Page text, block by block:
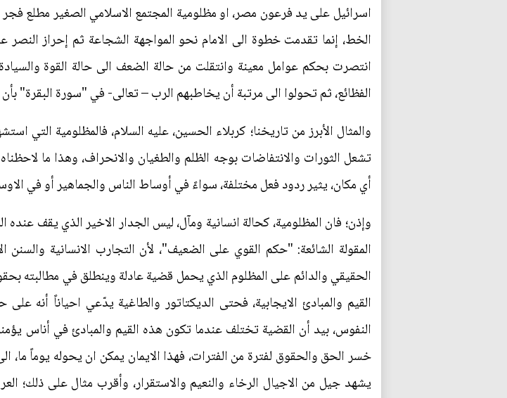
اسرائيل على يد فرعون مصر، او مظلومية المجتمع الاسلامي الصغير مطلع
الخط، إنما تقدمت خطوة الى الامام نحو المواجهة الشجاعة ثم إحراز النصر
انتصرت بحكم عوامل معينة وانتقلت من حالة الضعف الى حالة القوة
الفظائع، ثم تحولوا الى مرتبة أن يخاطبهم الرب – تعالى- في "سورة البقرة"
والمثال الأبرز من تاريخنا؛ كربلاء الحسين، عليه السلام، فالمظلومية التي
تشعل الثورات والانتفاضات بوجه الظلم والطغيان والانحراف، وهذا ما
أي مكان، يثير ردود فعل مختلفة، سواءً في أوساط الناس والجماهير أو في
وإذن؛ فان المظلومية، كحالة انسانية ومآل، ليس الجدار الاخير الذي يقف
المقولة الشائعة: "حكم القوي على الضعيف"، لأن التجارب الانسانية
الحقيقي والدائم على المظلوم الذي يحمل قضية عادلة وينطلق في مطالبته
القيم والمبادئ الايجابية، فحتى الديكتاتور والطاغية يدّعي احياناً أنه
النفوس، بيد أن القضية تختلف عندما تكون هذه القيم والمبادئ في أناس
خسر الحق والحقوق لفترة من الفترات، فهذا الايمان يمكن ان يحوله يوماً
يشهد جيل من الاجيال الرخاء والنعيم والاستقرار، وأقرب مثال على ذلك؛